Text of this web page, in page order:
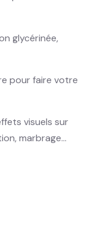
glycérinée,
pour faire votre
visuels sur
marbrage...